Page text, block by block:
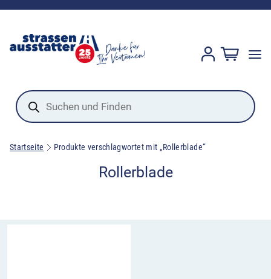
Products
search
Startseite Produkte verschlagwortet mit „Rollerblade“
Rollerblade